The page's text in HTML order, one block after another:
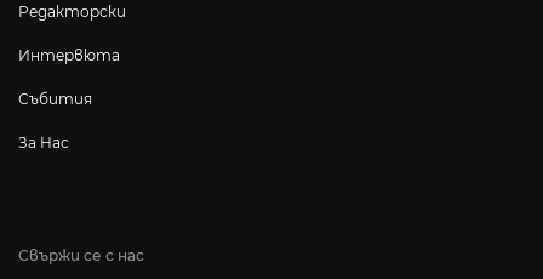
Свържи се с нас
Редакторски
Интервюта
Събития
За Нас